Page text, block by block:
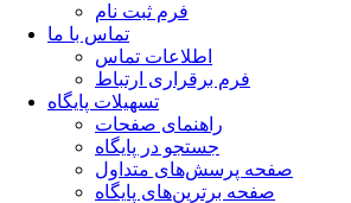
فرم ثبت نام
تماس با ما
اطلاعات تماس
فرم برقراری ارتباط
تسهیلات پایگاه
راهنمای صفحات
جستجو در پایگاه
صفحه پرسش‌های متداول
صفحه برترین‌های پایگاه